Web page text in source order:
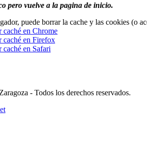
pero vuelve a la pagina de inicio.
puede borrar la cache y las cookies (o
caché en Chrome
caché en Firefox
caché en Safari
- Todos los derechos reservados.